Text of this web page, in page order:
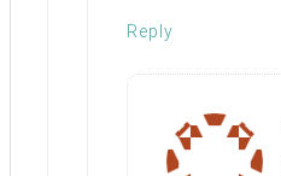
Reply